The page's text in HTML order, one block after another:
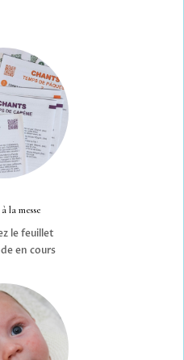
la messe
le feuillet
en cours